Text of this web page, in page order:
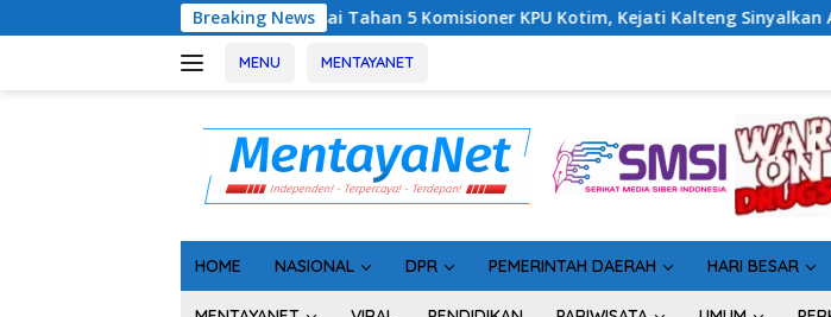
ke
Breaking News
Usai Tahan 5 Komisioner KPU Kotim, Kejati Kalteng Sinyalkan Ada Tersangka Baru di
MENU MENTAYANET
HOME NASIONAL DPR PEMERINTAH DAERAH HARI BESAR